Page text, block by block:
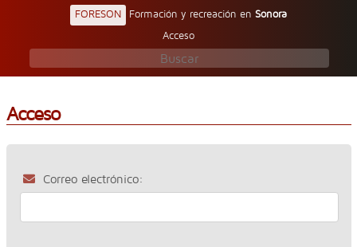
FORESON Formación y recreación en Sonora
Acceso
Acceso
Correo electrónico: